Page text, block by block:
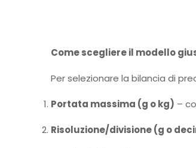
Come scegliere il modello
Per selezionare la bilancia di
Portata massima (g o kg) –
Risoluzione/divisione (g o